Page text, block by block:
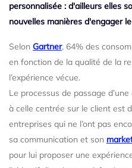
personnalisée : d'ailleurs elles
nouvelles manières d'engager
Selon Gartner, 64% des
en fonction de la qualité de la
l’expérience vécue.
Le processus de passage
à celle centrée sur le client est
entreprises qui ne l’ont pas
sa communication et son
pour lui proposer une